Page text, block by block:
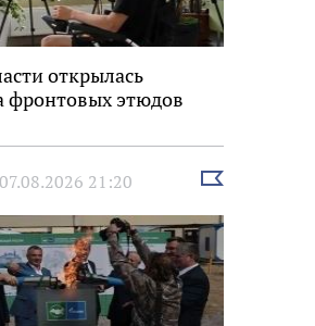
открылась
фронтовых этюдов
07.08.2026 21:20
Выбрать